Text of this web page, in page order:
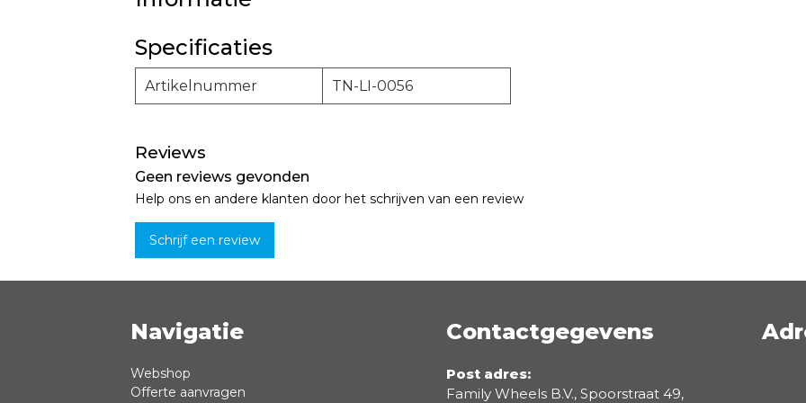
Specificaties
Artikelnummer TN-LI-0056
Reviews
Geen reviews gevonden
Help ons en andere klanten door het schrijven van een review
Schrijf een review
Naam * Emailadres *
Navigatie
Webshop
Offerte aanvragen
Contactgegevens
Post adres:
Family Wheels B.V., Spoorstraat 49,